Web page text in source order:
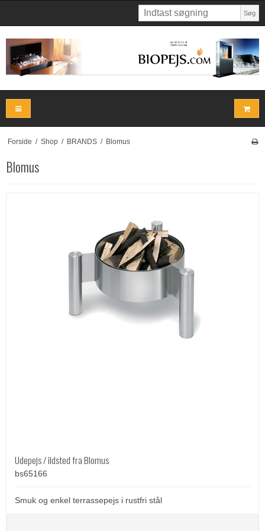
Søg
Forside / Shop / BRANDS / Blomus
Blomus
Udepejs / ildsted fra Blomus
bs65166
Smuk og enkel terrassepejs i rustfri stål